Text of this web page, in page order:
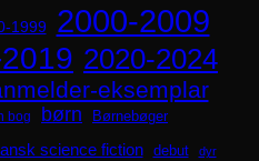
1999 2000-2009
2020-2024
eksemplar
bog børn Børnebøger
science fiction debut dyr